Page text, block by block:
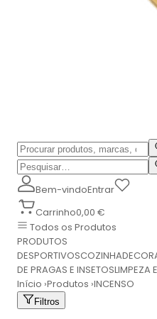
Bem-vindoEntrar
Carrinho0,00 €
Todos os Produtos
PRODUTOS
DESPORTIVOSCOZINHA
DE PRAGAS E INSETOSLIMPEZA
Início ›Produtos ›INCENSO
Filtros